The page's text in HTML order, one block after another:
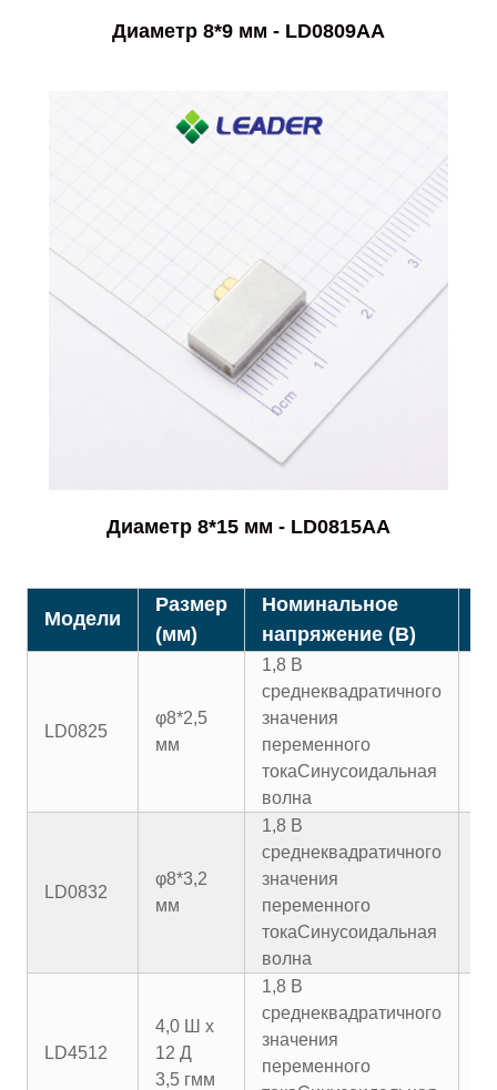
Диаметр 8*9 мм - LD0809AA
Диаметр 8*15 мм - LD0815AA
Модели
Размер
(мм)
Номинальное
напряжение (В)
LD0825
φ8*2,5
мм
1,8 В
среднеквадратичного
значения
переменного
токаСинусоидальная
волна
LD0832
φ8*3,2
мм
1,8 В
среднеквадратичного
значения
переменного
токаСинусоидальная
волна
LD4512
4,0 Ш x
12 Д
3,5 гмм
1,8 В
среднеквадратичного
значения
переменного